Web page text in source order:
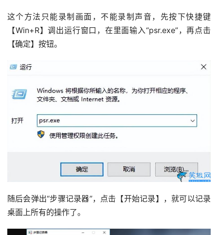
这个方法只能录制画面，不能录制声音，先按下快捷键
【Win+R】调出运行窗口，在里面输入“psr.exe”，再点击
【确定】按钮。
随后会弹出“步骤记录器”，点击【开始记录】，就可以记录
桌面上所有的操作了。